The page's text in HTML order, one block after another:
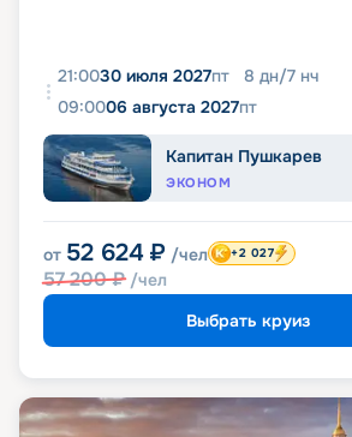
21:0030 июля 2027пт 8 дн/7 нч
09:0006 августа 2027пт
Капитан Пушкарев
ЭКОНОМ
от 52 624 ₽ /чел
57 200₽ /чел
+2 027
Выбрать круиз